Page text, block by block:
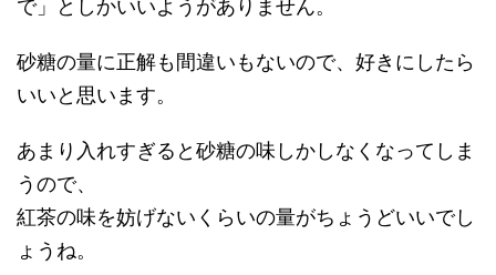
で」としかいいようがありません。
砂糖の量に正解も間違いもないので、好きにしたら
いいと思います。
あまり入れすぎると砂糖の味しかしなくなってしま
うので、
紅茶の味を妨げないくらいの量がちょうどいいでし
ょうね。